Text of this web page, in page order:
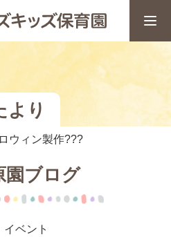
より
ウィン製作???
園ブログ
ベント